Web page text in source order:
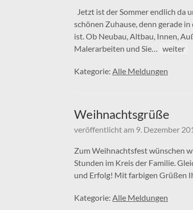
Jetzt ist der Sommer endlich da
schönen Zuhause, denn gerade
ist. Ob Neubau, Altbau, Innen,
Malerarbeiten und Sie… weiter
Kategorie: Alle Meldungen
Weihnachtsgrüße
veröffentlicht am 9. Dezember
Zum Weihnachtsfest wünschen
Stunden im Kreis der Familie.
und Erfolg! Mit farbigen Grüßen
Kategorie: Alle Meldungen